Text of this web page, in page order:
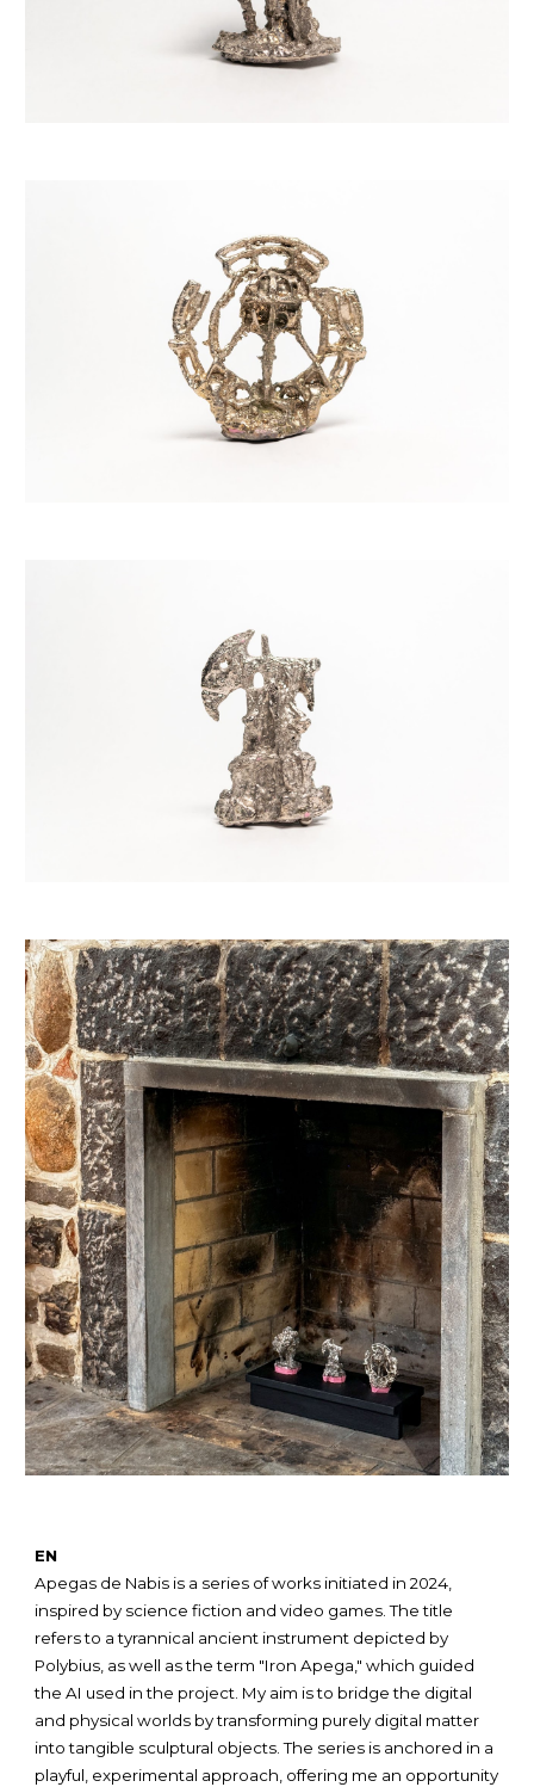
EN
Apegas de Nabis is a series of works initiated in 2024,
inspired by science fiction and video games. The title
refers to a tyrannical ancient instrument depicted by
Polybius, as well as the term "Iron Apega," which guided
the AI used in the project. My aim is to bridge the digital
and physical worlds by transforming purely digital matter
into tangible sculptural objects. The series is anchored in a
playful, experimental approach, offering me an opportunity